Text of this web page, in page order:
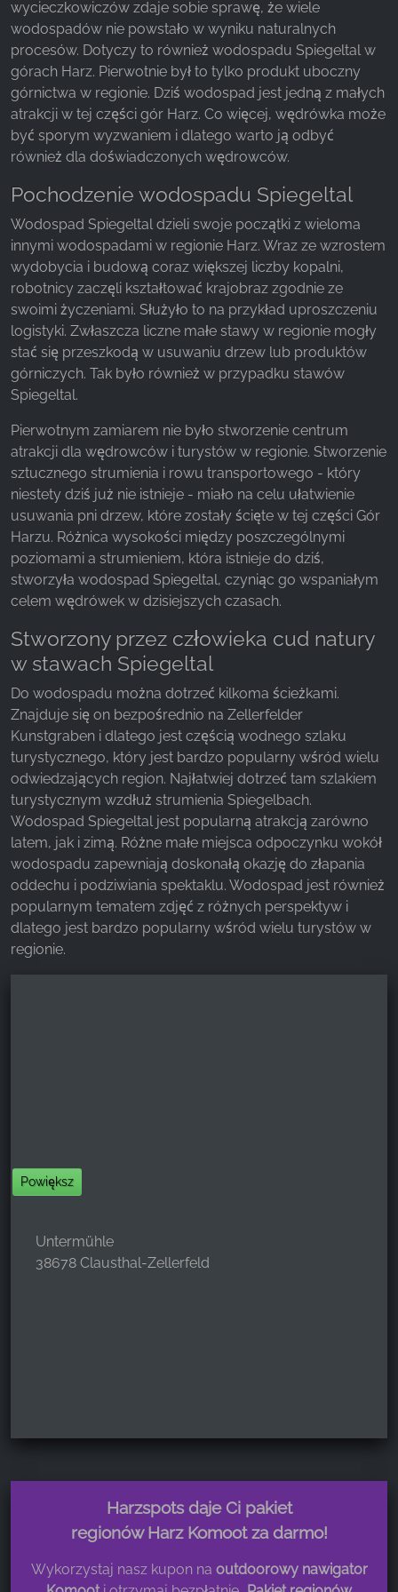
wycieczkowiczów zdaje sobie sprawę, że wiele
wodospadów nie powstało w wyniku naturalnych
procesów. Dotyczy to również wodospadu Spiegeltal w
górach Harz. Pierwotnie był to tylko produkt uboczny
górnictwa w regionie. Dziś wodospad jest jedną z małych
atrakcji w tej części gór Harz. Co więcej, wędrówka może
być sporym wyzwaniem i dlatego warto ją odbyć
również dla doświadczonych wędrowców.
Pochodzenie wodospadu Spiegeltal
Wodospad Spiegeltal dzieli swoje początki z wieloma
innymi wodospadami w regionie Harz. Wraz ze wzrostem
wydobycia i budową coraz większej liczby kopalni,
robotnicy zaczęli kształtować krajobraz zgodnie ze
swoimi życzeniami. Służyło to na przykład uproszczeniu
logistyki. Zwłaszcza liczne małe stawy w regionie mogły
stać się przeszkodą w usuwaniu drzew lub produktów
górniczych. Tak było również w przypadku stawów
Spiegeltal.
Pierwotnym zamiarem nie było stworzenie centrum
atrakcji dla wędrowców i turystów w regionie. Stworzenie
sztucznego strumienia i rowu transportowego - który
niestety dziś już nie istnieje - miało na celu ułatwienie
usuwania pni drzew, które zostały ścięte w tej części Gór
Harzu. Różnica wysokości między poszczególnymi
poziomami a strumieniem, która istnieje do dziś,
stworzyła wodospad Spiegeltal, czyniąc go wspaniałym
celem wędrówek w dzisiejszych czasach.
Stworzony przez człowieka cud natury
w stawach Spiegeltal
Do wodospadu można dotrzeć kilkoma ścieżkami.
Znajduje się on bezpośrednio na Zellerfelder
Kunstgraben i dlatego jest częścią wodnego szlaku
turystycznego, który jest bardzo popularny wśród wielu
odwiedzających region. Najłatwiej dotrzeć tam szlakiem
turystycznym wzdłuż strumienia Spiegelbach.
Wodospad Spiegeltal jest popularną atrakcją zarówno
latem, jak i zimą. Różne małe miejsca odpoczynku wokół
wodospadu zapewniają doskonałą okazję do złapania
oddechu i podziwiania spektaklu. Wodospad jest również
popularnym tematem zdjęć z różnych perspektyw i
dlatego jest bardzo popularny wśród wielu turystów w
regionie.
Powiększ
Untermühle
38678 Clausthal-Zellerfeld
Harzspots daje Ci pakiet
regionów Harz Komoot za darmo!
Wykorzystaj nasz kupon na outdoorowy nawigator
Facebook Pixel
Name:
_fbp, fr, _fbq, fbq
Provider:
Facebook Ireland Ltd.
Pomiar reklam i marketing
Cookie duration:
3 miesiące - 1 rok
STATYSTYKI
Statystyczne pliki cookie zbierają informacje
anonimowo. Informacje te pomagają nam
zrozumieć, w jaki sposób odwiedzający korzystają
Google Analytics
Name:
_ga, _gid, _gac_gb_
Provider:
Google LLC
Purpose:
Zbieranie statystyk dotyczących korzystania z
witryny
Cookie duration:
24 godziny - 2 lata